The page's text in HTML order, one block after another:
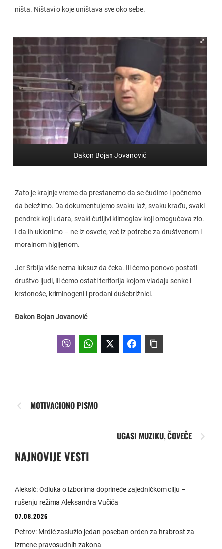
ništa. Ništavilo koje uništava sve oko sebe.
Đakon Bojan Jovanović
Zato je krajnje vreme da prestanemo da se čudimo i počnemo
da beležimo. Da dokumentujemo svaku laž, svaku krađu, svaki
pendrek koji udara, svaki ćutljivi klimoglav koji omogućava zlo.
I da ih uklonimo – ne iz osvete, već iz potrebe za društvenom i
moralnom higijenom.
Jer Srbija više nema luksuz da čeka. Ili ćemo ponovo postati
društvo ljudi, ili ćemo ostati teritorija kojom vladaju senke i
krstonoše, kriminogeni i prodani dušebrižnici.
Đakon Bojan Jovanović
MOTIVACIONO PISMO
UGASI MUZIKU, ČOVEČE
NAJNOVIJE VESTI
Aleksić: Odluka o izborima doprineće zajedničkom cilju –
rušenju režima Aleksandra Vučića
07.08.2026
Petrov: Mrdić zaslužio jedan poseban orden za hrabrost za
izmene pravosudnih zakona